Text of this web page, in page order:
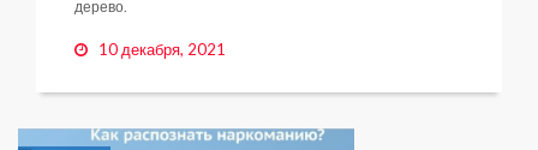
дерево.
10 декабря, 2021